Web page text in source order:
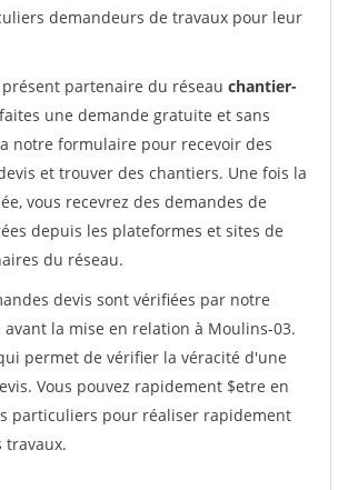
demandeurs de travaux pour leur
présent partenaire du réseau chantier-
une demande gratuite et sans
notre formulaire pour recevoir des
et trouver des chantiers. Une fois la
vous recevrez des demandes de
depuis les plateformes et sites de
du réseau.
devis sont vérifiées par notre
avant la mise en relation à Moulins-03.
permet de vérifier la véracité d'une
Vous pouvez rapidement $etre en
particuliers pour réaliser rapidement
travaux.